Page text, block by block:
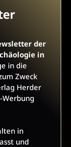
der
in
in die
Zweck
Herder
in
und